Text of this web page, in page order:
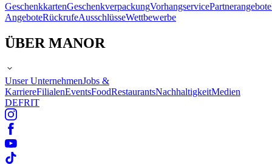
GeschenkkartenGeschenkverpackungVorhangservicePartnerangebote
AngeboteRückrufeAusschlüsseWettbewerbe
ÜBER MANOR
Unser UnternehmenJobs &
KarriereFilialenEventsFoodRestaurantsNachhaltigkeitMedien
DEFRIT